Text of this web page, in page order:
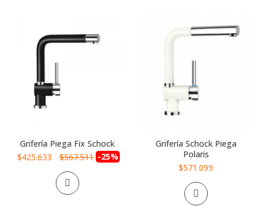
Grifería Piega Fix Schock
-25%
Precio
$425.633 $567.511
Grifería Schock Piega
Polaris
$571.099